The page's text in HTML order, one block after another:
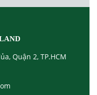
Quận 2, TP.HCM